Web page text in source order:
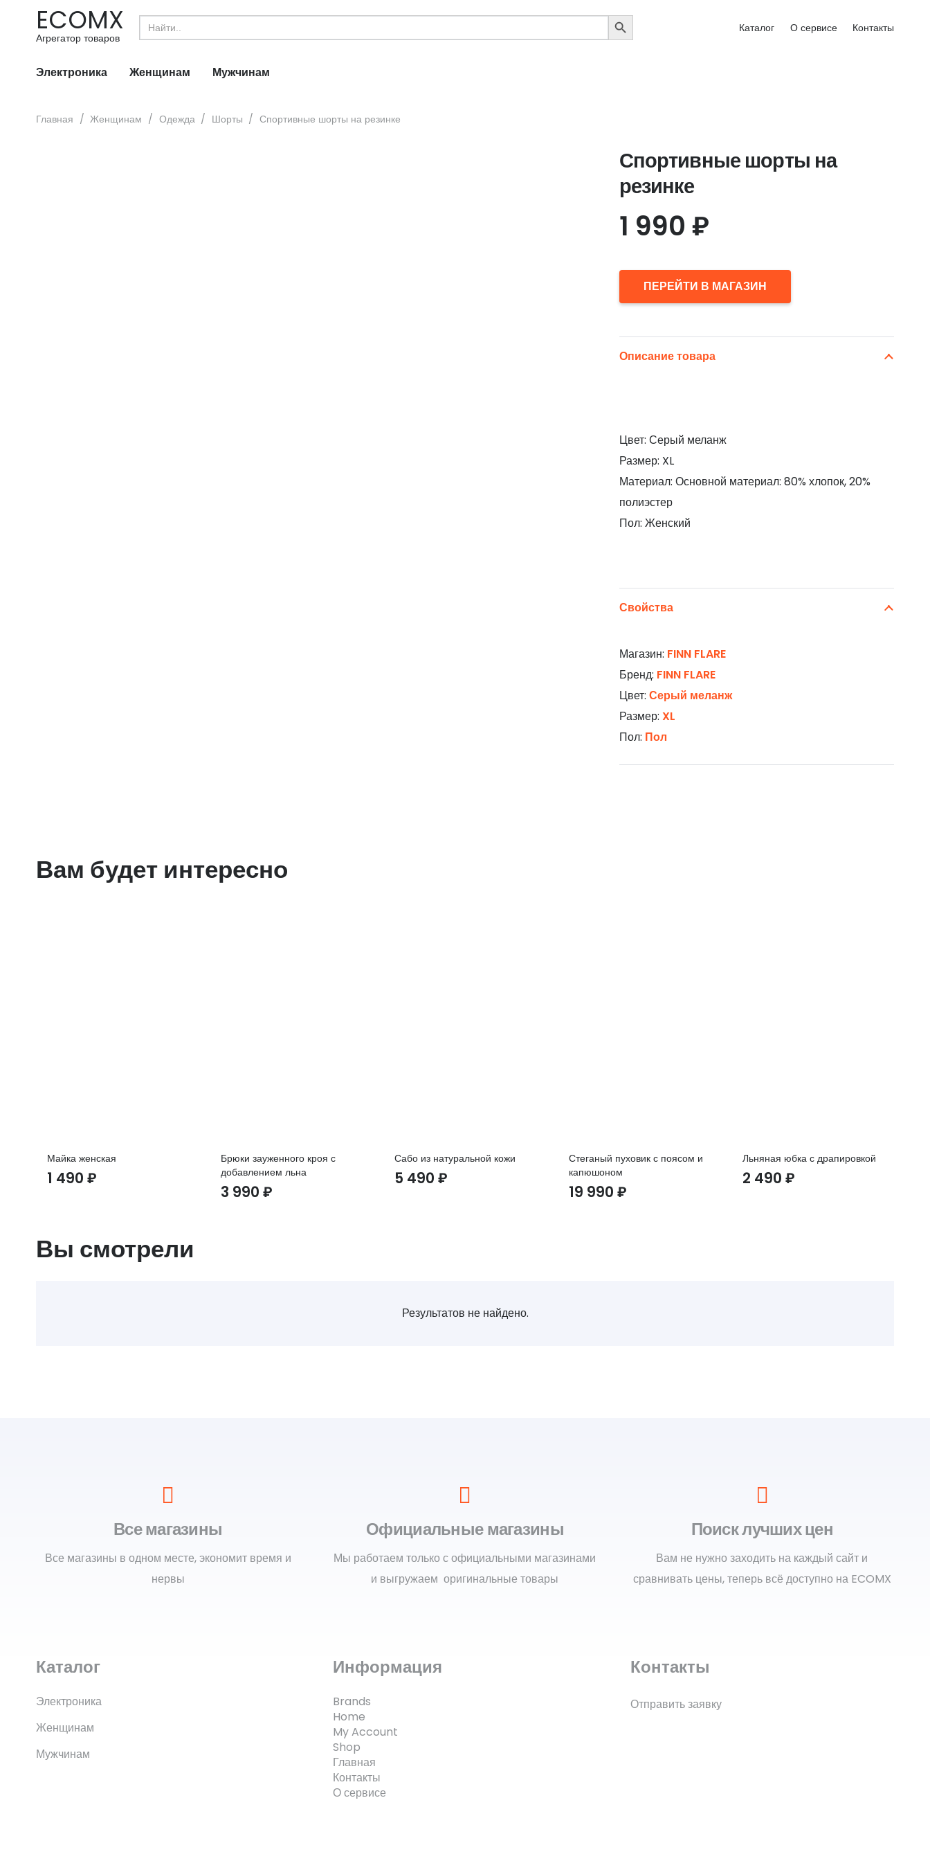
ECOMX
Агрегатор товаров
Search
for:
SEARCH
BUTTON
Каталог О сервисе Контакты
Электроника Женщинам Мужчинам
Главная / Женщинам / Одежда / Шорты / Спортивные шорты на резинке
Спортивные шорты на
резинке
1 990 ₽
ПЕРЕЙТИ В МАГАЗИН
Описание товара
Цвет: Серый меланж
Размер: XL
Материал: Основной материал: 80% хлопок, 20%
полиэстер
Пол: Женский
Свойства
Магазин: FINN FLARE
Бренд: FINN FLARE
Цвет: Серый меланж
Размер: XL
Пол: Пол
Вам будет интересно
Майка женская
1 490 ₽
Брюки зауженного кроя с
добавлением льна
3 990₽
Сабо из натуральной кожи
5 490₽
Стеганый пуховик с поясом и
капюшоном
19 990 ₽
Льняная юбка с драпировкой
2 490 ₽
Вы смотрели
Результатов не найдено.
Все магазины
Все магазины в одном месте, экономит время и
нервы
Официальные магазины
Мы работаем только с официальными магазинами
и выгружаем оригинальные товары
Поиск лучших цен
Вам не нужно заходить на каждый сайт и
сравнивать цены, теперь всё доступно на ECOMX
Каталог
Электроника
Женщинам
Мужчинам
Информация
Brands
Home
My Account
Shop
Главная
Контакты
О сервисе
Контакты
Отправить заявку